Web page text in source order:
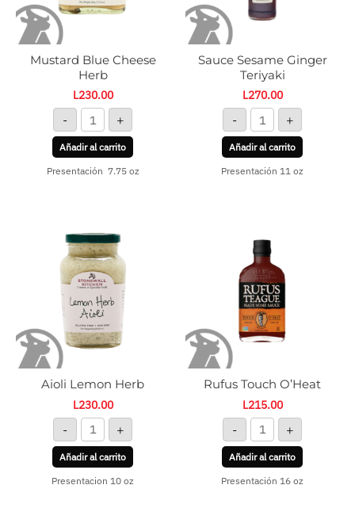
Mustard Blue Cheese
Herb
L230.00
- +
Añadir al carrito
Presentación 7.75 oz
Sauce Sesame Ginger
Teriyaki
L270.00
- +
Añadir al carrito
Presentación 11 oz
Aioli Lemon Herb
L230.00
-
Herb
cantidad
+
Añadir al carrito
Presentacion 10 oz
Rufus Touch O’Heat
L215.00
-
O'Heat
cantidad
+
Añadir al carrito
Presentación 16 oz